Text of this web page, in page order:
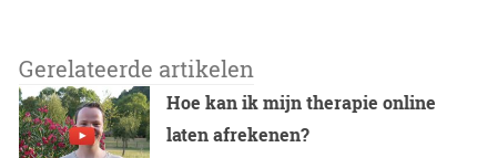
Gerelateerde artikelen
Hoe kan ik mijn therapie online
laten afrekenen?